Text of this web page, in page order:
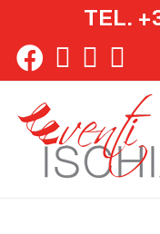
TEL.